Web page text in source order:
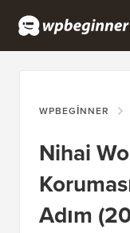
WPBEGINNER
Nihai
Adım